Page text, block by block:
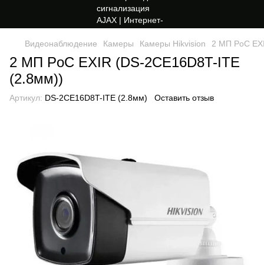
Видеонаблюдение Камеры Камеры Hikvision 2 МП PoC
2 МП PoC EXIR (DS-2CE16D8T-ITE
(2.8мм))
Артикул: DS-2CE16D8T-ITE (2.8мм) Оставить отзыв